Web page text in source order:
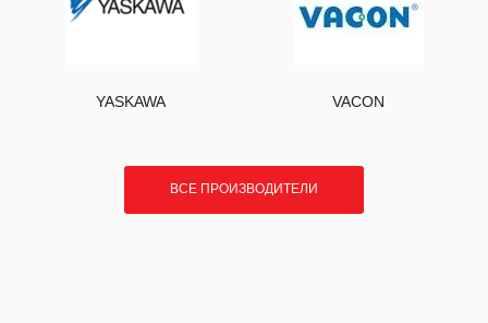
YASKAWA VACON
ВСЕ ПРОИЗВОДИТЕЛИ